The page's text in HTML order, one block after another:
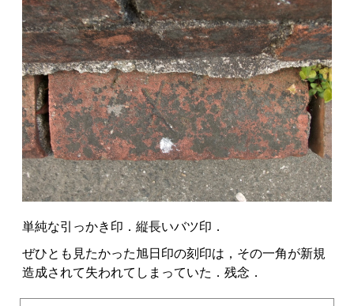
単純な引っかき印．縦長いバツ印．
ぜひとも見たかった旭日印の刻印は，その一角が新規
造成されて失われてしまっていた．残念．